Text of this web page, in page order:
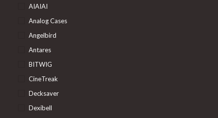
AIAIAI
Analog Cases
Angelbird
Antares
BITWIG
CineTreak
Decksaver
Dexibell